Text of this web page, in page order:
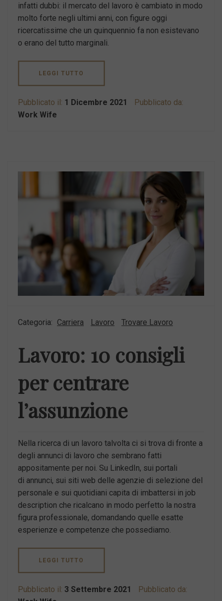
infatti dubbi: il mercato del lavoro è cambiato in modo
molto forte negli ultimi anni, con figure oggi
ricercatissime che un quinquennio fa non esistevano
o erano del tutto marginali.
LEGGI TUTTO
Pubblicato il: 1 Dicembre 2021
Pubblicato da:
Work Wife
Categoria: Carriera Lavoro Trovare Lavoro
Lavoro: 10 consigli
per centrare
l’assunzione
Nella ricerca di un lavoro talvolta ci si trova di fronte a
degli annunci di lavoro che sembrano fatti
appositamente per noi. Su LinkedIn, sui portali
di annunci, sui siti web delle agenzie di selezione del
personale e sui quotidiani capita di imbattersi in job
description che ricalcano in modo perfetto la nostra
figura professionale, domandando quelle esatte
esperienze e competenze che possediamo.
LEGGI TUTTO
Pubblicato il: 3 Settembre 2021
Pubblicato da: